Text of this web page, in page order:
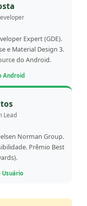
Expert (GDE).
e Material Design 3.
do Android.
Android
Lead
Norman Group.
Prêmio Best
Usuário